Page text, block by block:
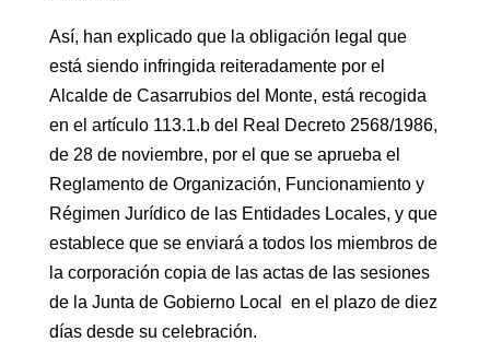
Así, han explicado que la obligación legal que
está siendo infringida reiteradamente por el
Alcalde de Casarrubios del Monte, está recogida
en el artículo 113.1.b del Real Decreto 2568/1986,
de 28 de noviembre, por el que se aprueba el
Reglamento de Organización, Funcionamiento y
Régimen Jurídico de las Entidades Locales, y que
establece que se enviará a todos los miembros de
la corporación copia de las actas de las sesiones
de la Junta de Gobierno Local en el plazo de diez
días desde su celebración.